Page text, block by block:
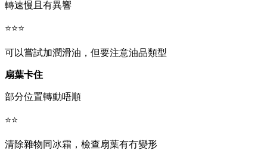
轉速慢且有異響
⭐⭐⭐
可以嘗試加潤滑油，但要注意油品類型
扇葉卡住
部分位置轉動唔順
⭐⭐
清除雜物同冰霜，檢查扇葉有冇變形